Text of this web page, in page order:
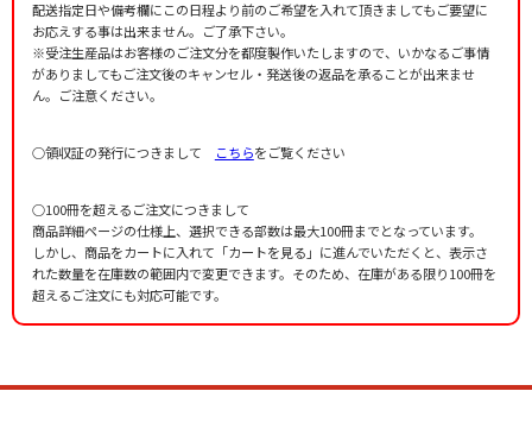
配送指定日や備考欄にこの日程より前のご希望を入れて頂きましてもご要望に
お応えする事は出来ません。ご了承下さい。
※受注生産品はお客様のご注文分を都度製作いたしますので、いかなるご事情
がありましてもご注文後のキャンセル・発送後の返品を承ることが出来ませ
ん。ご注意ください。
○領収証の発行につきまして こちらをご覧ください
○100冊を超えるご注文につきまして
商品詳細ページの仕様上、選択できる部数は最大100冊までとなっています。
しかし、商品をカートに入れて「カートを見る」に進んでいただくと、表示さ
れた数量を在庫数の範囲内で変更できます。そのため、在庫がある限り100冊を
超えるご注文にも対応可能です。